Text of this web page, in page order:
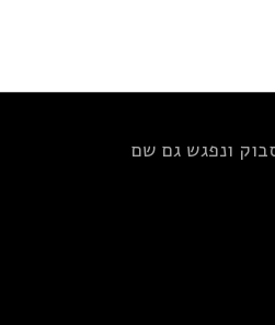
ונפגש גם שם